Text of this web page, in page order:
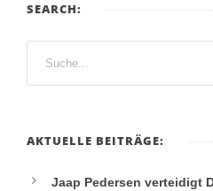
SEARCH:
AKTUELLE BEITRÄGE:
Jaap Pedersen verteidigt